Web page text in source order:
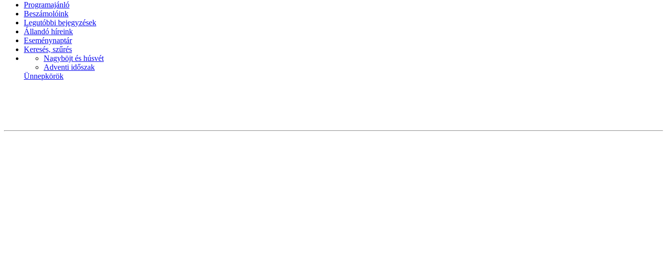
Programajánló
Beszámolóink
Legutóbbi bejegyzések
Állandó híreink
Eseménynaptár
Keresés, szűrés
Nagyböjt és húsvét
Adventi időszak
Ünnepkörök